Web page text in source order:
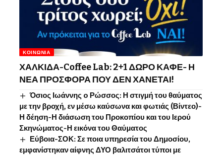
ΚΟΙΝΩΝΊΑ
ΧΑΛΚΙΔΑ-Coffee Lab: 2+1 ΔΩΡΟ ΚΑΦΕ- Η
ΝΕΑ ΠΡΟΣΦΟΡΑ ΠΟΥ ΔΕΝ ΧΑΝΕΤΑΙ!
Όσιος Ιωάννης o Ρώσσος: Η στιγμή του θαύματος
με την βροχή, εν μέσω καύσωνα και φωτιάς (Βίντεο)-
Η δέηση-Η διάσωση του Προκοπίου και του Ιερού
Σκηνώματος-Η εικόνα του Θαύματος
Εύβοια-ΣΟΚ: Σε ποια υπηρεσία του Δημοσίου,
εμφανίστηκαν αίφνης ΔΥΟ βαλιτσάτοι τύποι με